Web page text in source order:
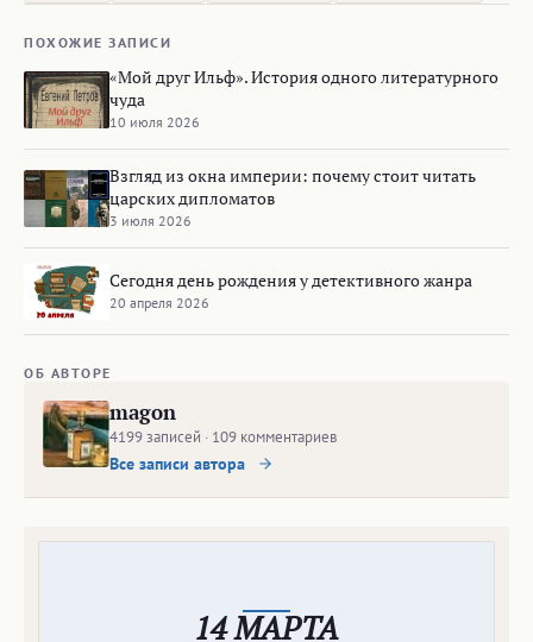
ПОХОЖИЕ ЗАПИСИ
«Мой друг Ильф». История одного литературного
чуда
10 июля 2026
Взгляд из окна империи: почему стоит читать
царских дипломатов
3 июля 2026
Сегодня день рождения у детективного жанра
20 апреля 2026
ОБ АВТОРЕ
magon
4199 записей · 109 комментариев
Все записи автора
14 МАРТА